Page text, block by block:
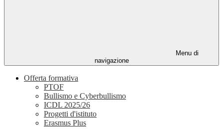
Menu di
navigazione
Offerta formativa
PTOF
Bullismo e Cyberbullismo
ICDL 2025/26
Progetti d'istituto
Erasmus Plus